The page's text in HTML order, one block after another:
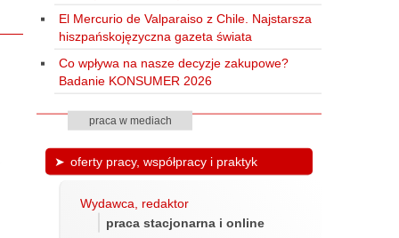
El Mercurio de Valparaiso z Chile. Najstarsza
hiszpańskojęzyczna gazeta świata
Co wpływa na nasze decyzje zakupowe?
Badanie KONSUMER 2026
praca w mediach
oferty pracy, współpracy i praktyk
Wydawca, redaktor
praca stacjonarna i online